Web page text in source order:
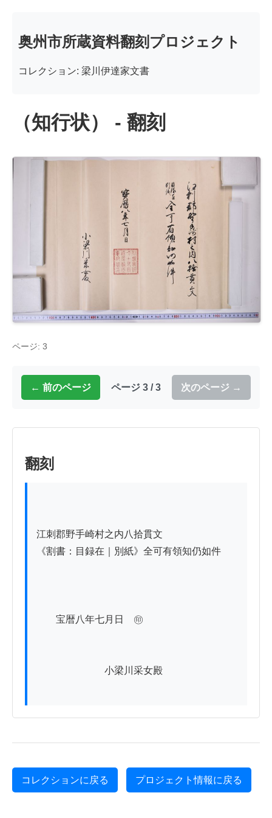
奥州市所蔵資料翻刻プロジェクト
コレクション: 梁川伊達家文書
（知行状） - 翻刻
ページ: 3
← 前のページ ページ 3 / 3 次のページ →
翻刻
江刺郡野手崎村之内八拾貫文
《割書：目録在｜別紙》全可有領知仍如件
宝暦八年七月日　㊞
小梁川采女殿
コレクションに戻る プロジェクト情報に戻る